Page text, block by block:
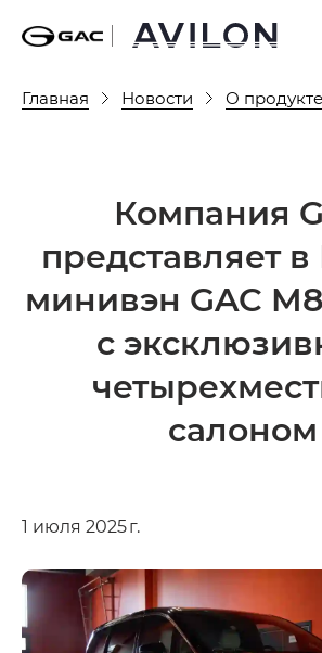
Главная Новости О продукте
Компания
представляет
минивэн GAC
с
салоном
1 июля 2025 г.